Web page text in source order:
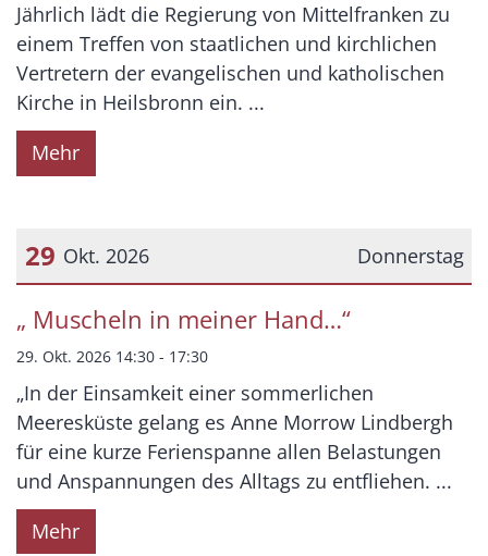
Jährlich lädt die Regierung von Mittelfranken zu
einem Treffen von staatlichen und kirchlichen
Vertretern der evangelischen und katholischen
Kirche in Heilsbronn ein. ...
Mehr
Donnerstag
29 Okt. 2026
Datum: 29. Oktober 2026
„ Muscheln in meiner Hand…“
29. Okt. 2026 14:30 - 17:30
„In der Einsamkeit einer sommerlichen
Meeresküste gelang es Anne Morrow Lindbergh
für eine kurze Ferienspanne allen Belastungen
und Anspannungen des Alltags zu entfliehen. ...
Mehr